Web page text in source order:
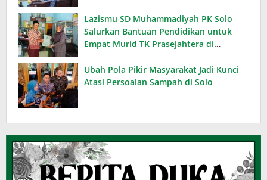
Lazismu SD Muhammadiyah PK Solo
Salurkan Bantuan Pendidikan untuk
Empat Murid TK Prasejahtera di
Ubah Pola Pikir Masyarakat Jadi Kunci
Atasi Persoalan Sampah di Solo